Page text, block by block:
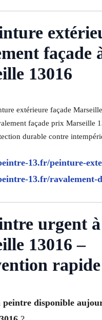
façade
13016
extérieure façade
façade prix Marseille
durable contre
13.fr/peinture-
13.fr/ravalement-
urgent à
13016 –
rapide
peintre disponible